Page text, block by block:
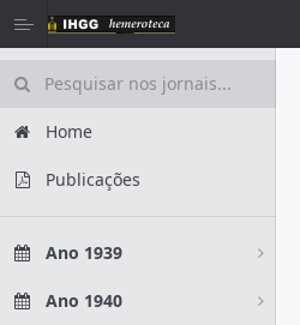
Home
Publicações
Ano 1939
Ano 1940